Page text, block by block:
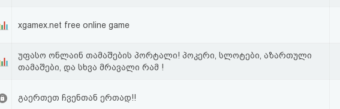
xgamex.net free online game
უფასო ონლაინ თამაშების პორტალი! პოკერი, სლოტები, აზართული
თამაშები, და სხვა მრავალი რამ !
გაერთეთ ჩვენთან ერთად!!